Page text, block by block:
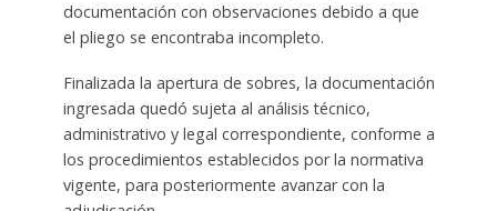
documentación con observaciones debido a que
el pliego se encontraba incompleto.
Finalizada la apertura de sobres, la documentación
ingresada quedó sujeta al análisis técnico,
administrativo y legal correspondiente, conforme a
los procedimientos establecidos por la normativa
vigente, para posteriormente avanzar con la